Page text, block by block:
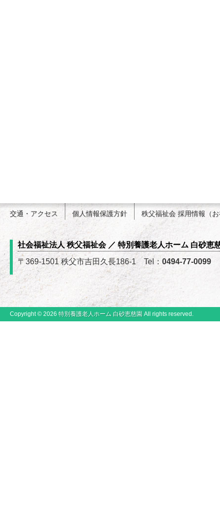
交通・アクセス 個人情報保護方針 秩父福祉会 採用情報（
社会福祉法人 秩父福祉会 ／ 特別養護老人ホーム 白砂恵
〒369-1501 秩父市吉田久長186-1 Tel： 0494-77-0099
Copyright © 2026 特別養護老人ホーム 白砂恵慈園 All rights reserved.